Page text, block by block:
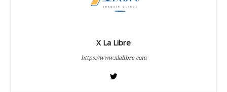
X La Libre
https://www.xlalibre.com